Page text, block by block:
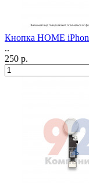
Кнопка HOME
..
250 р.